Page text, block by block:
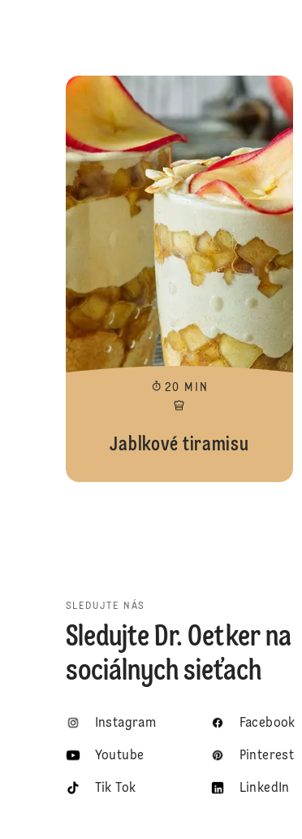
20 MIN
Jablkové tiramisu
SLEDUJTE NÁS
Sledujte Dr. Oetker na
sociálnych sieťach
Instagram Facebook
Youtube Pinterest
Tik Tok LinkedIn